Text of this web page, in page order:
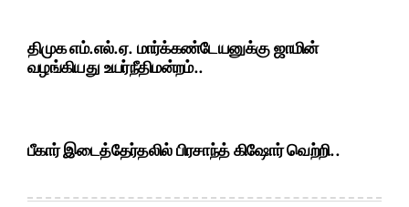
திமுக எம்.எல்.ஏ. மார்க்கண்டேயனுக்கு ஜாமின்
வழங்கியது உயர்நீதிமன்றம்..
பீகார் இடைத்தேர்தலில் பிரசாந்த் கிஷோர் வெற்றி..